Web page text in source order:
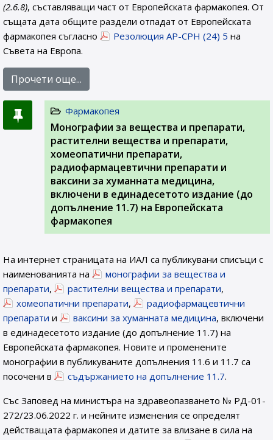
(2.6.8), съставляващи част от Европейската фармакопея. От
същата дата общите раздели отпадат от Европейската
фармакопея съгласно
Резолюция AP-CPH (24) 5 на
Съвета на Европа.
Прочети още...
Фармакопея
Монографии за вещества и препарати,
растителни вещества и препарати,
хомеопатични препарати,
радиофармацевтични препарати и
ваксини за хуманната медицина,
включени в единадесетото издание (до
допълнение 11.7) на Европейската
фармакопея
На интернет страницата на ИАЛ са публикувани списъци с
наименованията на
монографии за вещества и
препарати, растителни вещества и препарати,
хомеопатични препарати,
радиофармацевтични
препарати и ваксини за хуманната медицина, включени
в единадесетото издание (до допълнение 11.7) на
Европейската фармакопея. Новите и променените
монографии в публикуваните допълнения 11.6 и 11.7 са
посочени в
съдържанието на допълнение 11.7.
Със Заповед на министъра на здравеопазването № РД-01-
272/23.06.2022 г. и нейните изменения се определят
действащата фармакопея и датите за влизане в сила на